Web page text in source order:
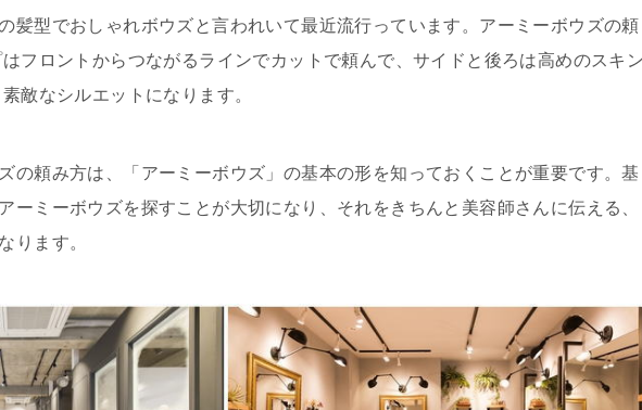
髪型でおしゃれボウズと言われいて最近流行っています。アーミーボウズの頼
フロントからつながるラインでカットで頼んで、サイドと後ろは高めのスキン
敵なシルエットになります。
の頼み方は、「アーミーボウズ」の基本の形を知っておくことが重要です。基
ーミーボウズを探すことが大切になり、それをきちんと美容師さんに伝える、
ります。